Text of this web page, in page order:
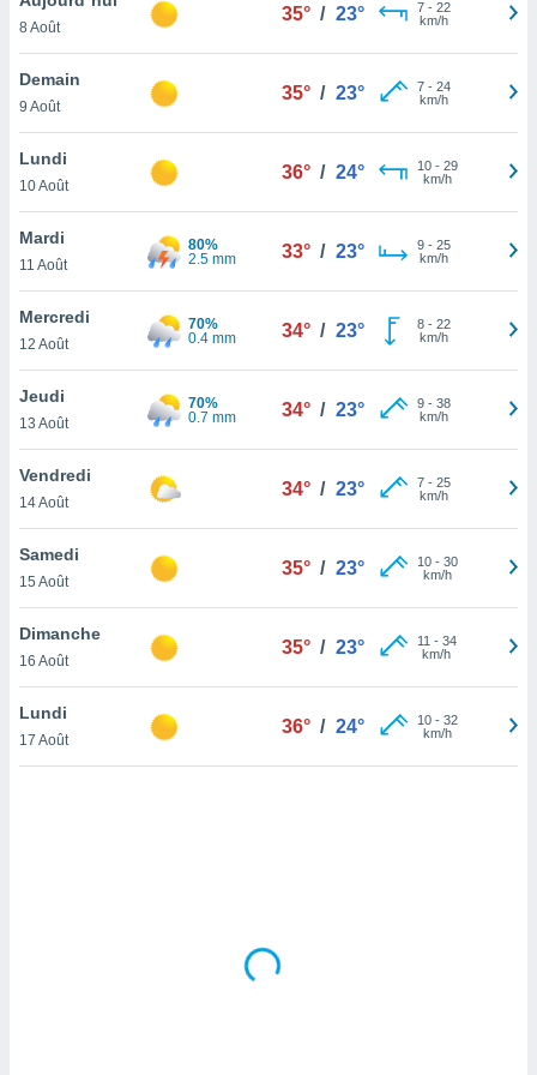
et
»,
au
vous
qu'ils
ou
le
ainsi
un
la
du
en
de
8 Août
35° / 23° 7- 22
km/h
Demain
9 Août
35° / 23° 7- 24
km/h
Lundi
10 Août
36° / 24° 10- 29
km/h
Mardi
11 Août
80%
2.5 mm
33° / 23° 9- 25
km/h
Mercredi
12 Août
70%
0.4 mm
34° / 23° 8- 22
km/h
Jeudi
13 Août
70%
0.7 mm
34° / 23° 9- 38
km/h
Vendredi
14 Août
34° / 23° 7- 25
km/h
Samedi
15 Août
35° / 23° 10- 30
km/h
Dimanche
16 Août
35° / 23° 11 - 34
km/h
Lundi
17 Août
36° / 24° 10- 32
km/h